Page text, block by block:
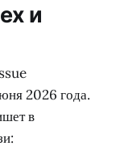
и
2026 года.
в